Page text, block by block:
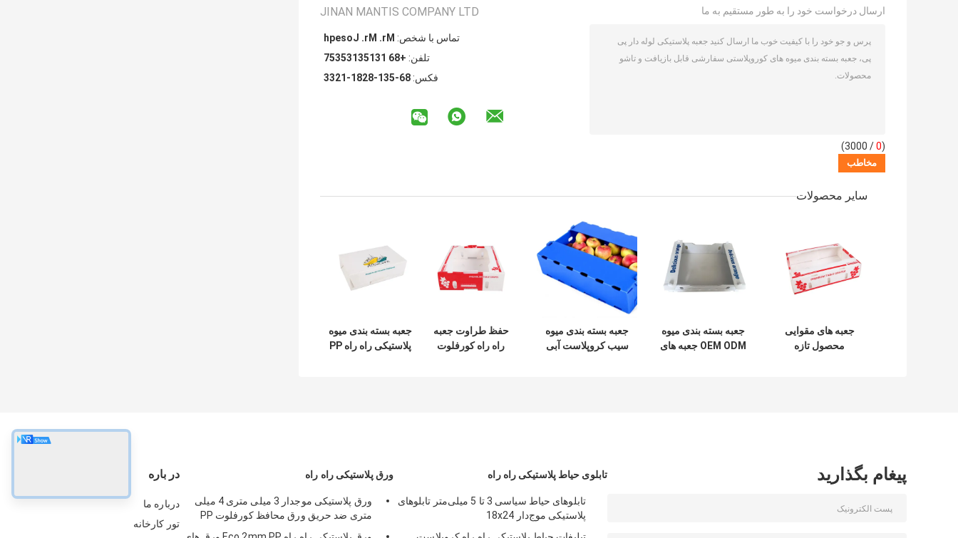
JINAN MANTIS COMPANY LTD
تماس با شخص: Mr. Mr. Joseph
تلفن: +86 13153135357
فکس: 86-531-8281-1233
ارسال درخواست خود را به طور مستقیم به ما
(
0
/ 3000)
سایر محصولات
جعبه های مقوایی
محصول تازه
جعبه بسته بندی میوه
OEM ODM جعبه های
جعبه بسته بندی میوه
سیب کروپلاست آبی
حفظ طراوت جعبه
راه راه کورفلوت
جعبه بسته بندی میوه
پلاستیکی راه راه PP
در باره
درباره ما
تور کارخانه
ورق پلاستیکی راه راه
ورق پلاستیکی موجدار 3 میلی متری 4 میلی
متری ضد حریق ورق محافظ کورفلوت PP
تابلوی حیاط پلاستیکی راه راه
تابلوهای حیاط سیاسی 3 تا 5 میلی‌متر تابلوهای
پلاستیکی موج‌دار 18x24
پیغام بگذارید